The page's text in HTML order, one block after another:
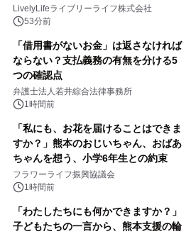
LivelyLifeライブリーライフ株式会社
53分前
「借用書がないお金」は返さなければ
ならない？支払義務の有無を分ける5
つの確認点
弁護士法人若井綜合法律事務所
1時間前
「私にも、お花を届けることはできま
すか？」熊本のおじいちゃん、おばあ
ちゃんを想う、小学6年生との約束
フラワーライフ振興協議会
1時間前
「わたしたちにも何かできますか？」
子どもたちの一言から、熊本支援の輪